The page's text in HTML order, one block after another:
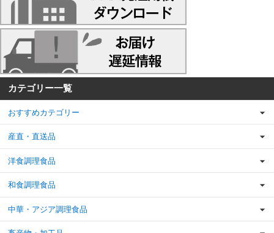
カテゴリー一覧
おすすめカテゴリー
産直・直送品
洋食調理食品
和食調理食品
中華・アジア調理食品